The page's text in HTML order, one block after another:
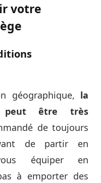
votre
géographique, la
peut être très
de toujours
de partir en
équiper en
à emporter des